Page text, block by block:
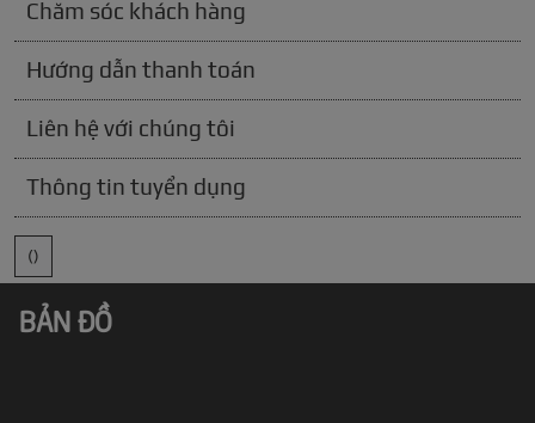
Chăm sóc khách hàng
Hướng dẫn thanh toán
Liên hệ với chúng tôi
Thông tin tuyển dụng
()
BẢN ĐỒ